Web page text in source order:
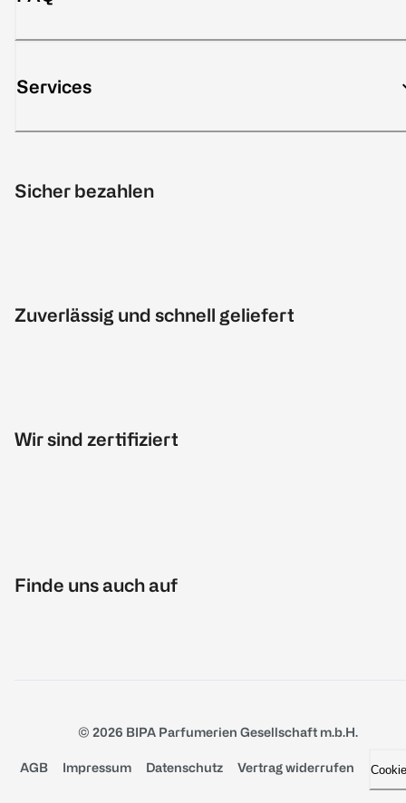
Services
Sicher bezahlen
Zuverlässig und schnell geliefert
Wir sind zertifiziert
Finde uns auch auf
© 2026 BIPA Parfumerien Gesellschaft m.b.H.
AGB Impressum Datenschutz Vertrag widerrufen